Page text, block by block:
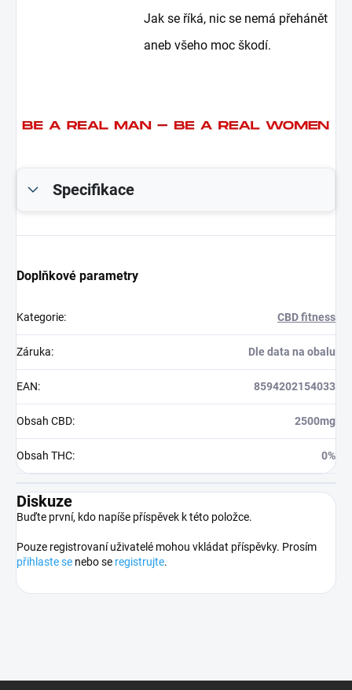
Jak se říká, nic se nemá přehánět
aneb všeho moc škodí.
Specifikace
Doplňkové parametry
Kategorie: CBD fitness
Záruka: Dle data na obalu
EAN: 8594202154033
Obsah CBD: 2500mg
Obsah THC: 0%
Diskuze
Buďte první, kdo napíše příspěvek k této položce.
Pouze registrovaní uživatelé mohou vkládat příspěvky. Prosím
přihlaste se nebo se registrujte.